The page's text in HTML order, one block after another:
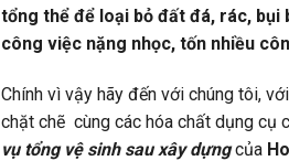
tổng thể để loại bỏ đất đá, rác, bụi
công việc nặng nhọc, tốn nhiều
Chính vì vậy hãy đến với chúng tôi,
chặt chẽ cùng các hóa chất dụng cụ
vụ tổng vệ sinh sau xây dựngcủa